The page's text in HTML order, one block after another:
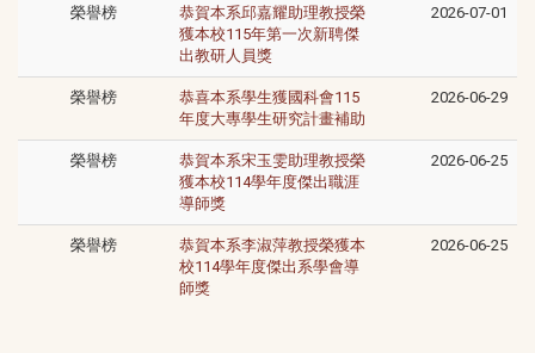
榮譽榜
恭賀本系邱嘉耀助理教授榮
獲本校115年第一次新聘傑
出教研人員獎
2026-07-01
榮譽榜
恭喜本系學生獲國科會115
年度大專學生研究計畫補助
2026-06-29
榮譽榜
恭賀本系宋玉雯助理教授榮
獲本校114學年度傑出職涯
導師獎
2026-06-25
榮譽榜
恭賀本系李淑萍教授榮獲本
校114學年度傑出系學會導
師獎
2026-06-25